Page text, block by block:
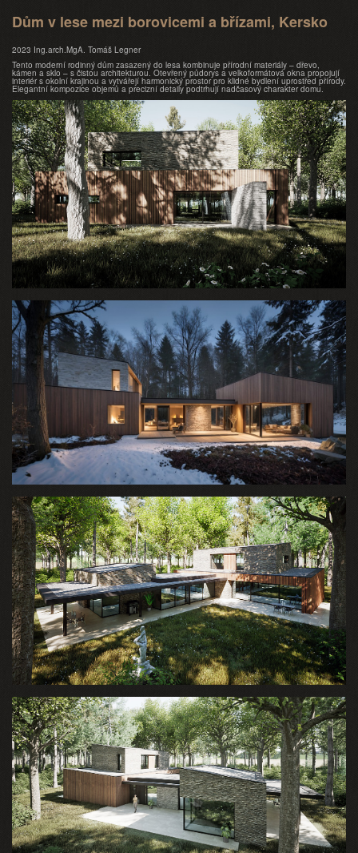
Dům v lese mezi borovicemi a břízami, Kersko
2023 Ing.arch.MgA. Tomáš Legner
Tento moderní rodinný dům zasazený do lesa kombinuje přírodní materiály – dřevo,
kámen a sklo – s čistou architekturou. Otevřený půdorys a velkoformátová okna propojují
interiér s okolní krajinou a vytvářejí harmonický prostor pro klidné bydlení uprostřed přírody.
Elegantní kompozice objemů a precizní detaily podtrhují nadčasový charakter domu.